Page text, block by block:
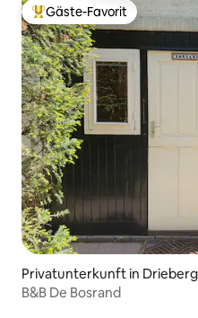
Beliebter Gäste-Favorit.
Gäste-Favorit
Privatunterkunft in
B&B De Bosrand